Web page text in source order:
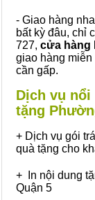
- Giao hàng
bất kỳ đâu, chỉ
727, cửa hàng
giao hàng miễn
cần gấp.
Dịch vụ
tặng
+ Dịch vụ gói
quà tặng cho
+ In nội dung
Quận 5